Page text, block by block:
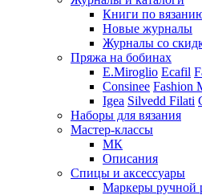
Книги по
Новые журналы
Журналы со
Пряжа на бобинах
E.Miroglio Ecafil
Consinee Fashion
Igea Silvedd Filati
Наборы для вязания
Мастер-классы
МК
Описания
Спицы и аксессуары
Маркеры ручной